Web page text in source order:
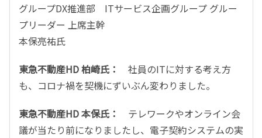
グループDX推進部 ITサービス企画グループ グルー
プリーダー 上席主幹
本保亮祐氏
東急不動産HD 柏崎氏：
社員のITに対する考え方
も、コロナ禍を契機にずいぶん変わりました。
東急不動産HD 本保氏：
テレワークやオンライン会
議が当たり前になりましたし、電子契約システムの実